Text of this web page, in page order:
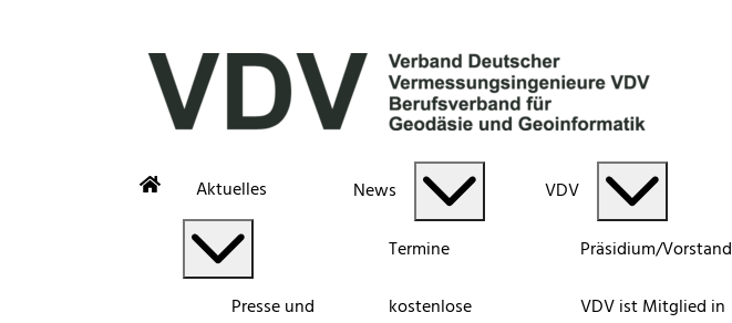
Aktuelles
Presse und
News
Termine
kostenlose
VDV
Präsidium/Vorstand
VDV ist Mitglied in